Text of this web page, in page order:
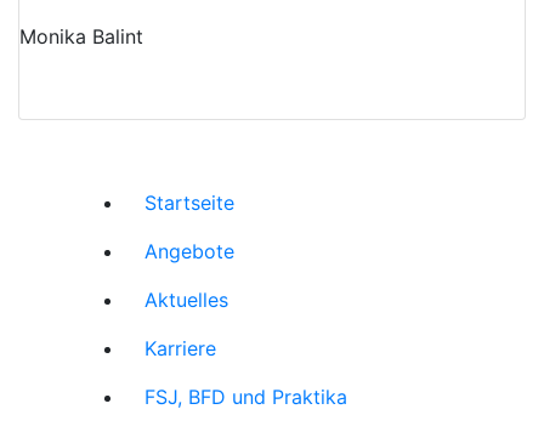
Monika Balint
Startseite
Angebote
Aktuelles
Karriere
FSJ, BFD und Praktika